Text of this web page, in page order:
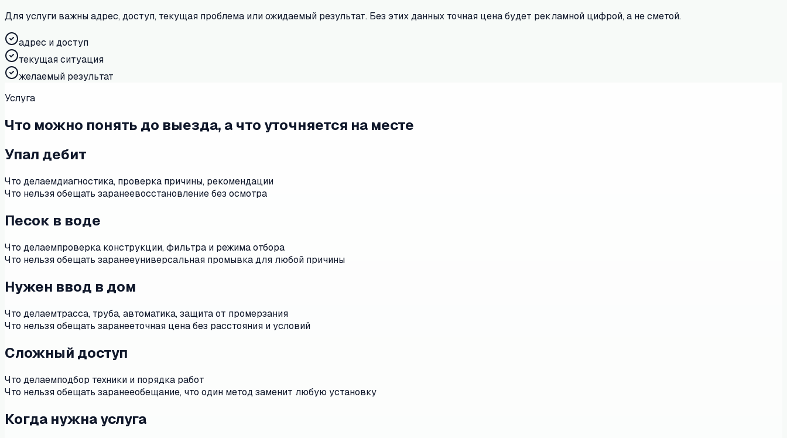
Для услуги важны адрес, доступ, текущая проблема или ожидаемый результат. Без этих данных точная цена будет рекламной цифрой, а не сметой.
адрес и доступ
текущая ситуация
желаемый результат
Услуга
Что можно понять до выезда, а что уточняется на месте
Упал дебит
Что делаемдиагностика, проверка причины, рекомендации
Что нельзя обещать заранеевосстановление без осмотра
Песок в воде
Что делаемпроверка конструкции, фильтра и режима отбора
Что нельзя обещать заранееуниверсальная промывка для любой причины
Нужен ввод в дом
Что делаемтрасса, труба, автоматика, защита от промерзания
Что нельзя обещать заранееточная цена без расстояния и условий
Сложный доступ
Что делаемподбор техники и порядка работ
Что нельзя обещать заранееобещание, что один метод заменит любую установку
Когда нужна услуга